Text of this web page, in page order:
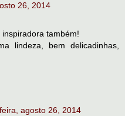
26, 2014
também!
lindeza, bem delicadinhas,
agosto 26, 2014